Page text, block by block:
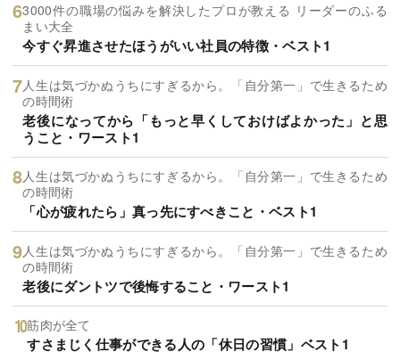
3000件の職場の悩みを解決したプロが教える リーダーのふる
まい大全
今すぐ昇進させたほうがいい社員の特徴・ベスト1
人生は気づかぬうちにすぎるから。「自分第一」で生きるため
の時間術
老後になってから「もっと早くしておけばよかった」と思
うこと・ワースト1
人生は気づかぬうちにすぎるから。「自分第一」で生きるため
の時間術
「心が疲れたら」真っ先にすべきこと・ベスト1
人生は気づかぬうちにすぎるから。「自分第一」で生きるため
の時間術
老後にダントツで後悔すること・ワースト1
筋肉が全て
すさまじく仕事ができる人の「休日の習慣」ベスト1